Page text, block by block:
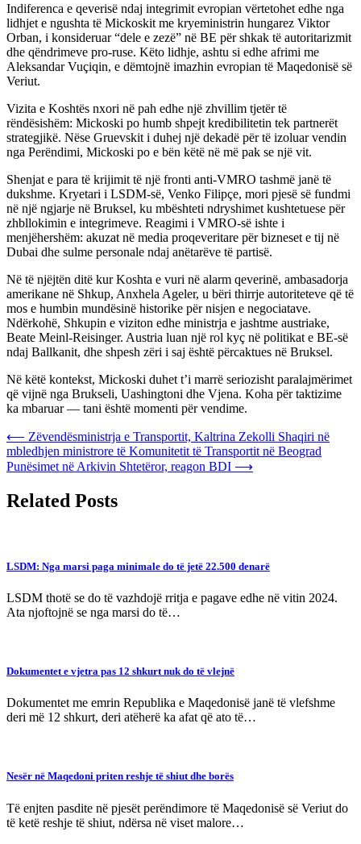
Indiferenca e qeverisë ndaj integrimit evropian vërtetohet edhe nga
lidhjet e ngushta të Mickoskit me kryeministrin hungarez Viktor
Orban, i konsideruar “dele e zezë” në BE për shkak të autoritarizmit
dhe qëndrimeve pro-ruse. Këto lidhje, ashtu si edhe afrimi me
Aleksandar Vuçiqin, e dëmtojnë imazhin evropian të Maqedonisë së
Veriut.
Vizita e Koshtës nxori në pah edhe një zhvillim tjetër të
rëndësishëm: Mickoski po humb shpejt kredibilitetin tek partnerët
strategjikë. Nëse Gruevskit i duhej një dekadë për të izoluar vendin
nga Perëndimi, Mickoski po e bën këtë në më pak se një vit.
Shenjat e para të krijimit të një fronti anti-VMRO tashmë janë të
dukshme. Kryetari i LSDM-së, Venko Filipçe, mori pjesë së fundmi
në një ngjarje në Bruksel, ku mbështeti ndryshimet kushtetuese për
zhbllokimin e integrimeve. Reagimi i VMRO-së ishte i
menjëhershëm: akuzat në media proqeveritare për bizneset e tij në
Dubai dhe sulme personale ndaj anëtarëve të partisë.
Në të njëjtën ditë kur Koshta e vuri në alarm qeverinë, ambasadorja
amerikane në Shkup, Anxhela Ageler, u bëri thirrje autoriteteve që të
mos e humbin mundësinë historike për nisjen e negociatave.
Ndërkohë, Shkupin e viziton edhe ministrja e jashtme austriake,
Beate Meinl-Reisinger. Austria luan një rol kyç në politikat e BE-së
ndaj Ballkanit, dhe shpesh zëri i saj është përcaktues në Bruksel.
Në këtë kontekst, Mickoski duhet t’i marrë seriozisht paralajmërimet
që vijnë nga Brukseli, Uashingtoni dhe Vjena. Koha për taktizime
ka mbaruar — tani është momenti për vendime.
Post
navigation
⟵ Zëvendësministrja e Transportit, Kaltrina Zekolli Shaqiri në
mbledhjen ministrore të Komunitetit të Transportit në Beograd
Punësimet në Arkivin Shtetëror, reagon BDI ⟶
Related Posts
LSDM: Nga marsi paga minimale do të jetë 22.500 denarë
LSDM thotë se do të vazhdojë rritja e pagave edhe në vitin 2024.
Ata njoftojnë se nga marsi do të…
Dokumentet e vjetra pas 12 shkurt nuk do të vlejnë
Dokumentet me emrin Republika e Maqedonisë janë të vlefshme
deri më 12 shkurt, deri atëherë ka afat që ato të…
Nesër në Maqedoni priten reshje të shiut dhe borës
Të enjten pasdite në pjesët perëndimore të Maqedonisë së Veriut do
të ketë reshje të shiut, ndërsa në viset malore…